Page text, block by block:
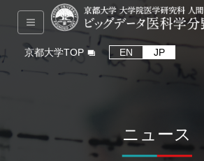
京都大学TOP EN JP
ニュース